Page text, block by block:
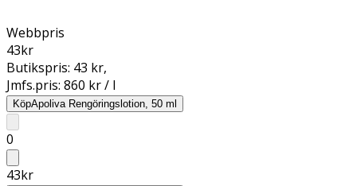
Webbpris
43kr
Butikspris: 43 kr,
Jmfs.pris: 860 kr / l
KöpApoliva Rengöringslotion, 50 ml
0
43kr